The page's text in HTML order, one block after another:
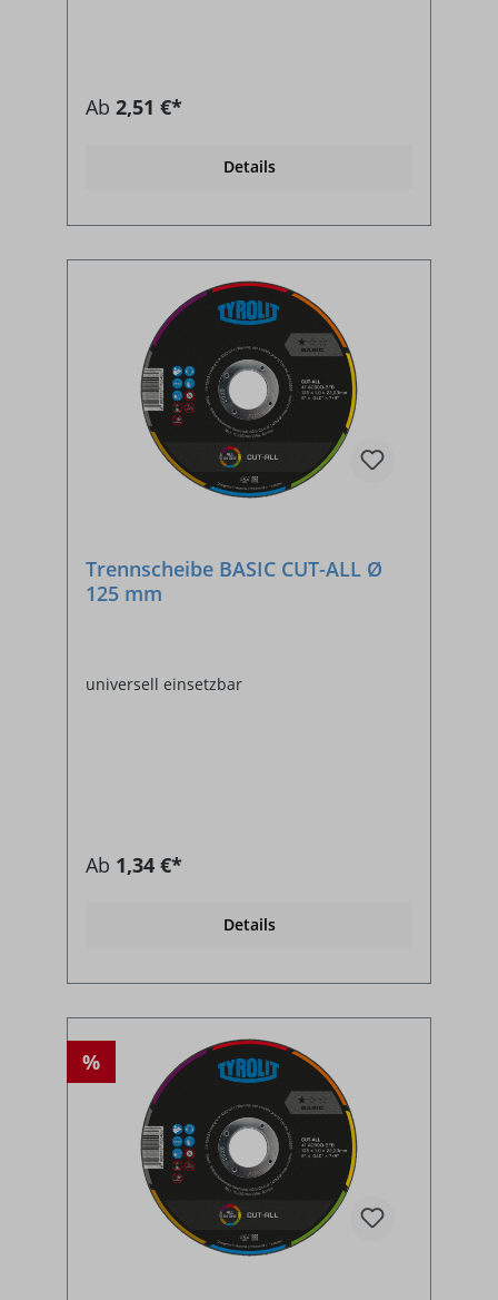
Ab 2,51 €*
Details
Trennscheibe BASIC CUT-ALL Ø
125 mm
universell einsetzbar
Ab 1,34 €*
Details
%